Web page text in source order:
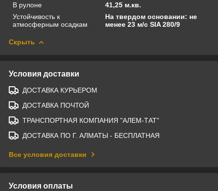
В рулоне
41,25 м.кв.
Устойчивость к
атмосферным осадкам
На твердом основании: не
менее 23 м/с SIA 280/9
Скрыть
Условия доставки
ДОСТАВКА КУРЬЕРОМ
ДОСТАВКА ПОЧТОЙ
ТРАНСПОРТНАЯ КОМПАНИЯ "АЛЕМ-ТАТ"
ДОСТАВКА ПО Г. АЛМАТЫ - БЕСПЛАТНАЯ
Все условия доставки
Условия оплаты